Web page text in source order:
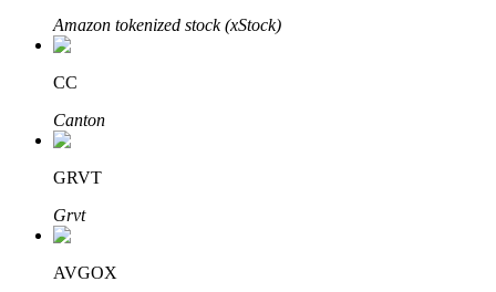
Đối tác Bitrue
Đối tác Bitrue
Amazon tokenized stock (xStock)
CC
Canton
GRVT
Grvt
AVGOX